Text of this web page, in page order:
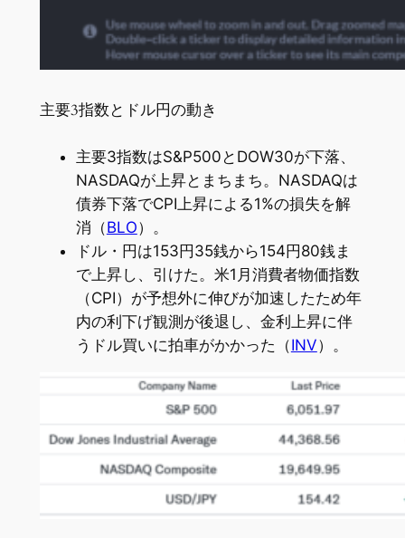
主要3指数とドル円の動き
主要3指数はS&P500とDOW30が下落、
NASDAQが上昇とまちまち。NASDAQは
債券下落でCPI上昇による1%の損失を解
消（BLO）。
ドル・円は153円35銭から154円80銭ま
で上昇し、引けた。米1月消費者物価指数
（CPI）が予想外に伸びが加速したため年
内の利下げ観測が後退し、金利上昇に伴
うドル買いに拍車がかかった（INV）。